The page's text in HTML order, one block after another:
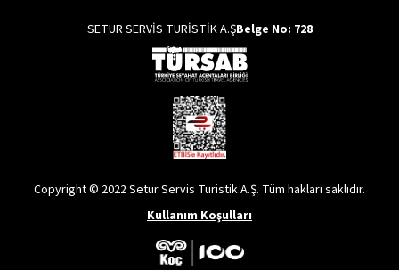
SETUR SERVİS TURİSTİK A.ŞBelge No: 728
Copyright © 2022 Setur Servis Turistik A.Ş. Tüm hakları saklıdır.
Kullanım Koşulları